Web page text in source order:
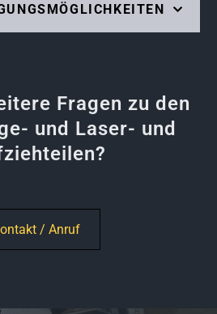
Fragen zu den
und Laser- und
/ Anruf